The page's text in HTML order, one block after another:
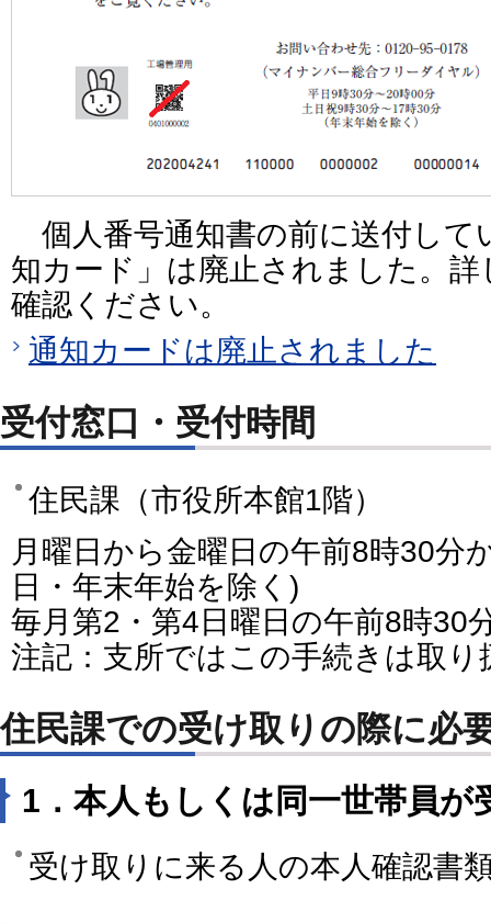
個人番号通知書の前に送付して
知カード」は廃止されました。
確認ください。
通知カードは廃止されました
受付窓口・受付時間
住民課（市役所本館1階）
月曜日から金曜日の午前8時30分
日・年末年始を除く)
毎月第2・第4日曜日の午前8時30
注記：支所ではこの手続きは取
住民課での受け取りの際に必
1．本人もしくは同一世帯員が
受け取りに来る人の本人確認書